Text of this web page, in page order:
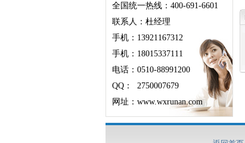
全国统一热线：400-691-6601
联系人：杜经理
手机：13921167312
手机： 18015337111
电话：0510-88991200
QQ： 2750007679
网址：www.wxrunan.com